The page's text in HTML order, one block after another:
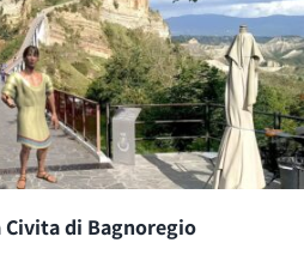
di Bagnoregio